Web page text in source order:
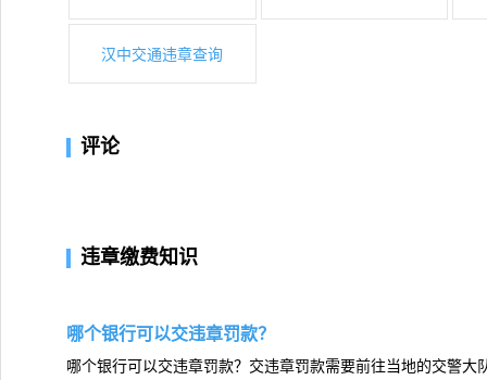
汉中交通违章查询
评论
违章缴费知识
哪个银行可以交违章罚款？
哪个银行可以交违章罚款？交违章罚款需要前往当地的交警